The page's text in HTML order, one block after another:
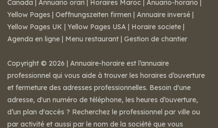
Canada | Annuario orari | Horaires Maroc | Anuario-horario |
Yellow Pages | Oeffnungszeiten firmen | Annuaire inversé |
Yellow Pages UK | Yellow Pages USA | Horaire societe |
Agenda en ligne | Menu restaurant | Gestion de chantier
Copyright © 2026 | Annuaire-horaire est l’annuaire
professionnel qui vous aide à trouver les horaires d’ouverture
et fermeture des adresses professionnelles. Besoin d'une
adresse, d'un numéro de téléphone, les heures d’ouverture,
d’un plan d'accès ? Recherchez le professionnel par ville ou
par activité et aussi par le nom de la société que vous